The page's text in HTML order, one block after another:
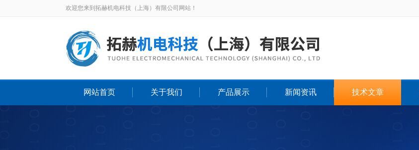
欢迎您来到拓赫机电科技（上海）有限公司网站！
网站首页 关于我们 产品展示 新闻资讯 技术文章